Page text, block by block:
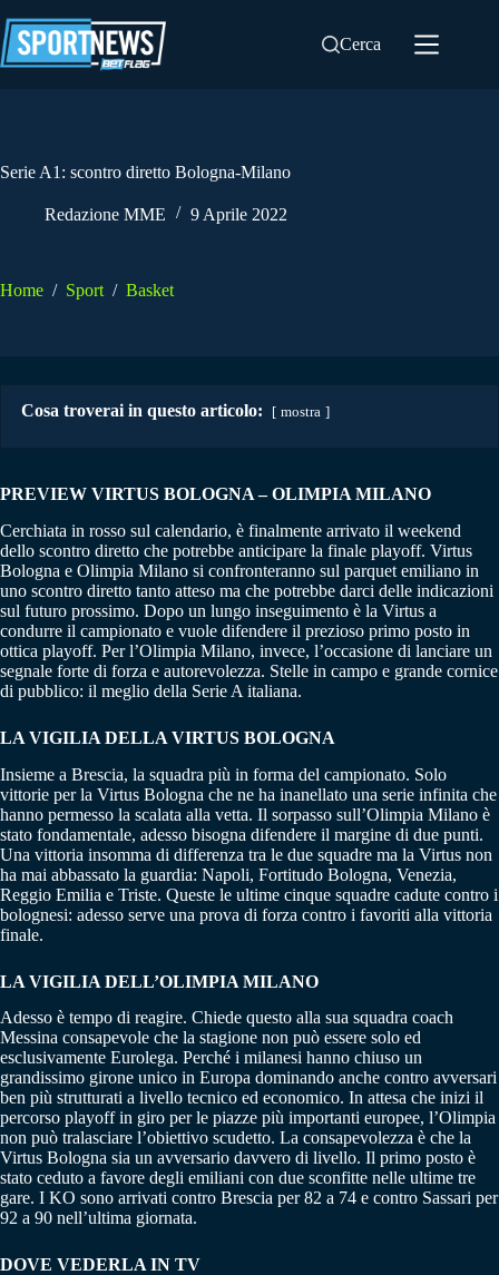
al
contenuto
Cerca
Serie A1: scontro diretto Bologna-Milano
Redazione MME 9 Aprile 2022
Home / Sport / Basket
Cosa troverai in questo articolo: mostra
PREVIEW VIRTUS BOLOGNA – OLIMPIA MILANO
Cerchiata in rosso sul calendario, è finalmente arrivato il weekend
dello scontro diretto che potrebbe anticipare la finale playoff. Virtus
Bologna e Olimpia Milano si confronteranno sul parquet emiliano in
uno scontro diretto tanto atteso ma che potrebbe darci delle indicazioni
sul futuro prossimo. Dopo un lungo inseguimento è la Virtus a
condurre il campionato e vuole difendere il prezioso primo posto in
ottica playoff. Per l’Olimpia Milano, invece, l’occasione di lanciare un
segnale forte di forza e autorevolezza. Stelle in campo e grande cornice
di pubblico: il meglio della Serie A italiana.
LA VIGILIA DELLA VIRTUS BOLOGNA
Insieme a Brescia, la squadra più in forma del campionato. Solo
vittorie per la Virtus Bologna che ne ha inanellato una serie infinita che
hanno permesso la scalata alla vetta. Il sorpasso sull’Olimpia Milano è
stato fondamentale, adesso bisogna difendere il margine di due punti.
Una vittoria insomma di differenza tra le due squadre ma la Virtus non
ha mai abbassato la guardia: Napoli, Fortitudo Bologna, Venezia,
Reggio Emilia e Triste. Queste le ultime cinque squadre cadute contro i
bolognesi: adesso serve una prova di forza contro i favoriti alla vittoria
finale.
LA VIGILIA DELL’OLIMPIA MILANO
Adesso è tempo di reagire. Chiede questo alla sua squadra coach
Messina consapevole che la stagione non può essere solo ed
esclusivamente Eurolega. Perché i milanesi hanno chiuso un
grandissimo girone unico in Europa dominando anche contro avversari
ben più strutturati a livello tecnico ed economico. In attesa che inizi il
percorso playoff in giro per le piazze più importanti europee, l’Olimpia
non può tralasciare l’obiettivo scudetto. La consapevolezza è che la
Virtus Bologna sia un avversario davvero di livello. Il primo posto è
stato ceduto a favore degli emiliani con due sconfitte nelle ultime tre
gare. I KO sono arrivati contro Brescia per 82 a 74 e contro Sassari per
92 a 90 nell’ultima giornata.
DOVE VEDERLA IN TV